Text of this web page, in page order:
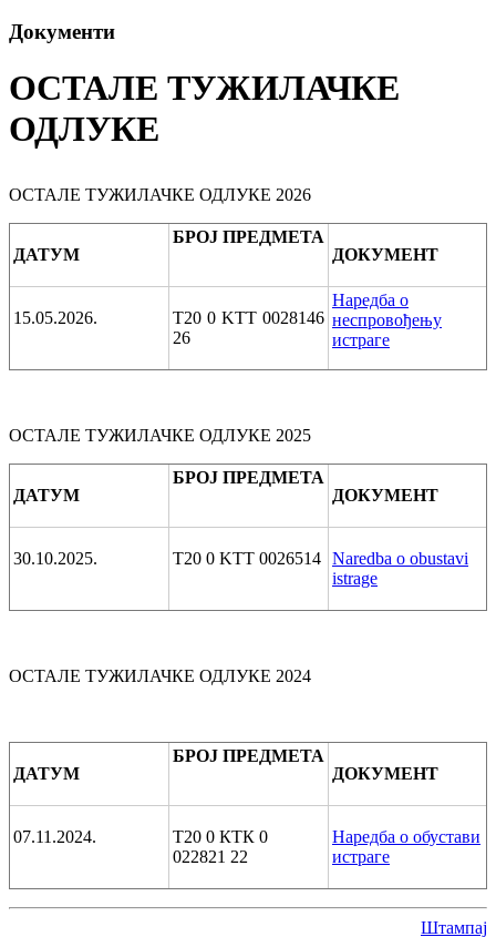
Документи
ОСТАЛЕ ТУЖИЛАЧКЕ
ОДЛУКЕ
ОСТАЛЕ ТУЖИЛАЧКЕ ОДЛУКЕ 2026
ДАТУМ
БРОЈ ПРЕДМЕТА
ДОКУМЕНТ
15.05.2026.
T20 0 KTT 0028146
26
Наредба о
неспровођењу
истраге
ОСТАЛЕ ТУЖИЛАЧКЕ ОДЛУКЕ 2025
ДАТУМ
БРОЈ ПРЕДМЕТА
ДОКУМЕНТ
30.10.2025. T20 0 KTT 0026514 Naredba o obustavi
istrage
ОСТАЛЕ ТУЖИЛАЧКЕ ОДЛУКЕ 2024
ДАТУМ
БРОЈ ПРЕДМЕТА
ДОКУМЕНТ
07.11.2024.
Т20 0 КТК 0
022821 22
Наредба о обустави
истраге
Штампај